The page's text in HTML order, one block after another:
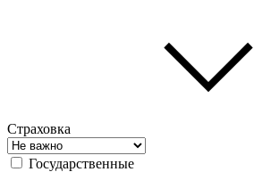
Страховка
Государственные